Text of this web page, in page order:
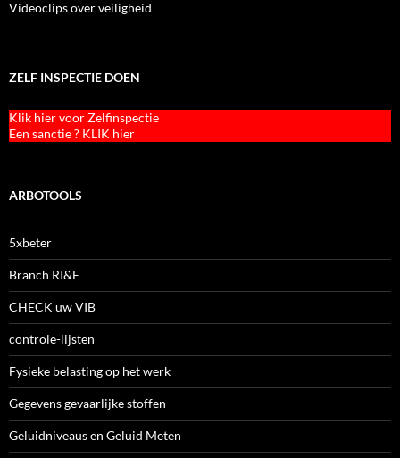
Videoclips over veiligheid
ZELF INSPECTIE DOEN
Klik hier voor Zelfinspectie
Een sanctie ? KLIK hier
ARBOTOOLS
5xbeter
Branch RI&E
CHECK uw VIB
controle-lijsten
Fysieke belasting op het werk
Gegevens gevaarlijke stoffen
Geluidniveaus en Geluid Meten